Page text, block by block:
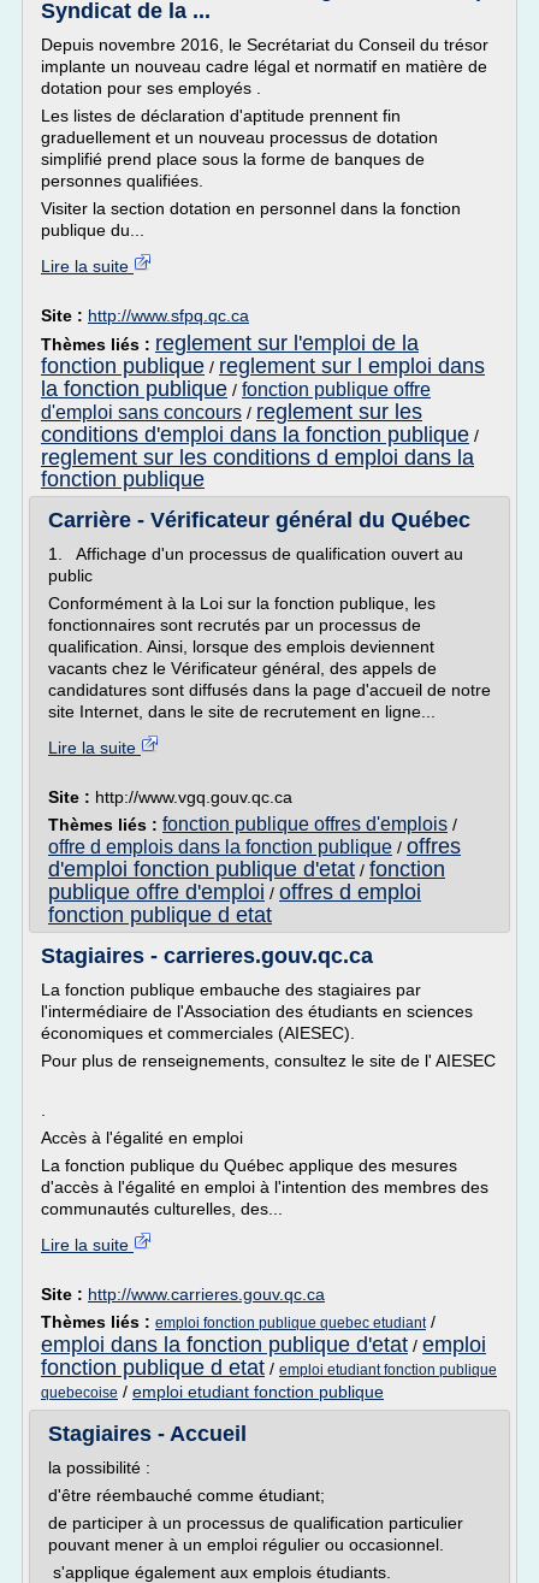
Syndicat de la ...
Depuis novembre 2016, le Secrétariat du Conseil du trésor
implante un nouveau cadre légal et normatif en matière de
dotation pour ses employés .
Les listes de déclaration d'aptitude prennent fin
graduellement et un nouveau processus de dotation
simplifié prend place sous la forme de banques de
personnes qualifiées.
Visiter la section dotation en personnel dans la fonction
publique du...
Lire la suite
Site : http://www.sfpq.qc.ca
Thèmes liés : reglement sur l'emploi de la
fonction publique / reglement sur l emploi dans
la fonction publique / fonction publique offre
d'emploi sans concours / reglement sur les
conditions d'emploi dans la fonction publique /
reglement sur les conditions d emploi dans la
fonction publique
Carrière - Vérificateur général du Québec
1. Affichage d'un processus de qualification ouvert au
public
Conformément à la Loi sur la fonction publique, les
fonctionnaires sont recrutés par un processus de
qualification. Ainsi, lorsque des emplois deviennent
vacants chez le Vérificateur général, des appels de
candidatures sont diffusés dans la page d'accueil de notre
site Internet, dans le site de recrutement en ligne...
Lire la suite
Site : http://www.vgq.gouv.qc.ca
Thèmes liés : fonction publique offres d'emplois /
offre d emplois dans la fonction publique / offres
d'emploi fonction publique d'etat / fonction
publique offre d'emploi / offres d emploi
fonction publique d etat
Stagiaires - carrieres.gouv.qc.ca
La fonction publique embauche des stagiaires par
l'intermédiaire de l'Association des étudiants en sciences
économiques et commerciales (AIESEC).
Pour plus de renseignements, consultez le site de l' AIESEC
Accès à l'égalité en emploi
La fonction publique du Québec applique des mesures
d'accès à l'égalité en emploi à l'intention des membres des
communautés culturelles, des...
Lire la suite
Site : http://www.carrieres.gouv.qc.ca
Thèmes liés : emploi fonction publique quebec etudiant/
emploi dans la fonction publique d'etat / emploi
fonction publique d etat / emploi etudiant fonction publique
quebecoise / emploi etudiant fonction publique
Stagiaires - Accueil
la possibilité :
d'être réembauché comme étudiant;
de participer à un processus de qualification particulier
pouvant mener à un emploi régulier ou occasionnel.
s'applique également aux emplois étudiants.